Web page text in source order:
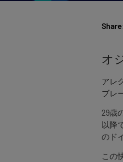
オ
アレ
ブレ
29歳
以降
のド
この